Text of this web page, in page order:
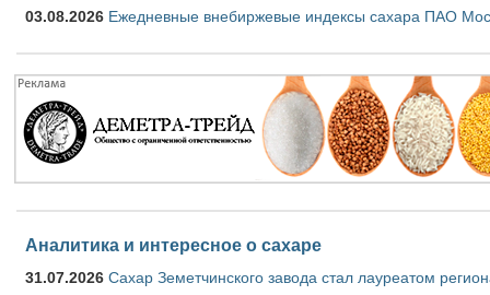
03.08.2026 Ежедневные внебиржевые индексы сахара ПАО
Аналитика и интересное о сахаре
31.07.2026 Сахар Земетчинского завода стал лауреатом